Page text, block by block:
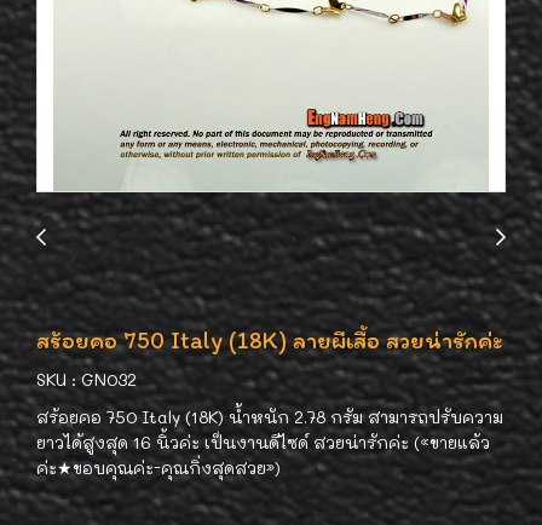
สร้อยคอ 750 Italy (18K) ลายผีเสื้อ สวยน่ารักค่ะ
SKU : GN032
สร้อยคอ 750 Italy (18K) น้ำหนัก 2.78 กรัม สามารถปรับความ
ยาวได้สูงสุด 16 นิ้วค่ะ เป็นงานดีไซด์ สวยน่ารักค่ะ («ขายแล้ว
ค่ะ★ขอบคุณค่ะ-คุณกิ่งสุดสวย»)